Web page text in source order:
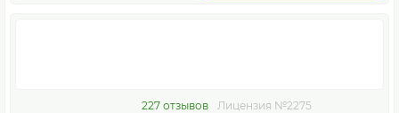
227 отзывов Лицензия №2275